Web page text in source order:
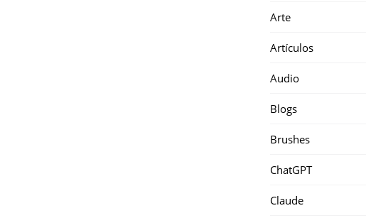
Arte
Artículos
Audio
Blogs
Brushes
ChatGPT
Claude